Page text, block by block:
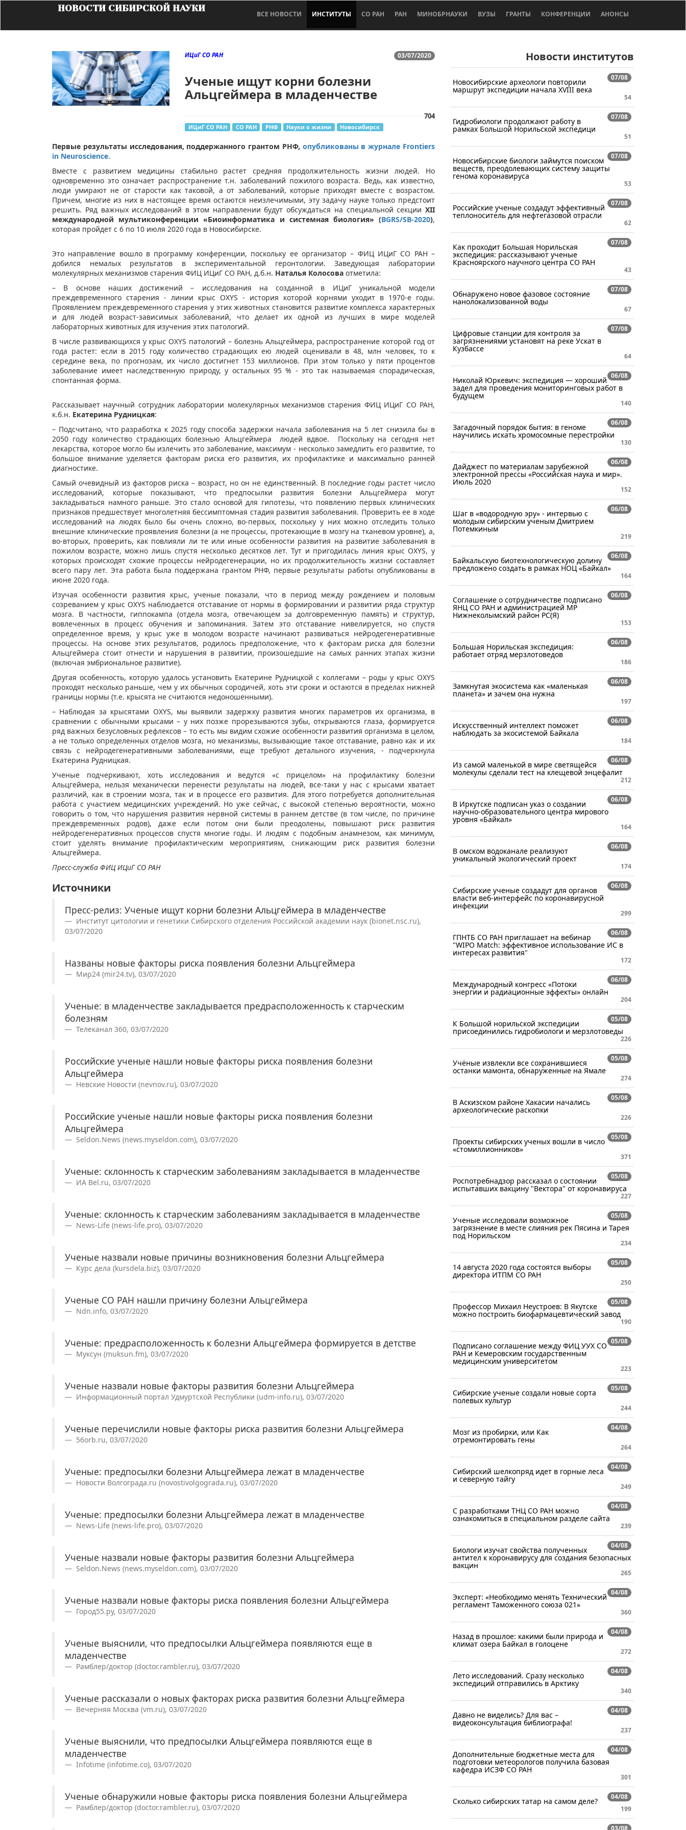
НОВОСТИ СИБИРСКОЙ НАУКИ
ВСЕ НОВОСТИ ИНСТИТУТЫ СО РАН РАН МИНОБРНАУКИ ВУЗЫ ГРАНТЫ КОНФЕРЕНЦИИ АНОНСЫ
03/07/2020
ИЦиГ СО РАН
Ученые ищут корни болезни
Альцгеймера в младенчестве
704
ИЦиГ СО РАН СО РАН РНФ Науки о жизни Новосибирск
​Первые результаты исследования, поддержанного грантом РНФ, опубликованы в журнале Frontiers
in Neuroscience.
Вместе с развитием медицины стабильно растет средняя продолжительность жизни людей. Но
одновременно это означает распространение т.н. заболеваний пожилого возраста. Ведь, как известно,
люди умирают не от старости как таковой, а от заболеваний, которые приходят вместе с возрастом.
Причем, многие из них в настоящее время остаются неизлечимыми, эту задачу науке только предстоит
решить. Ряд важных исследований в этом направлении будут обсуждаться на специальной секции XII
международной мультиконференции «Биоинформатика и системная биология» (BGRS/SB-2020),
которая пройдет с 6 по 10 июля 2020 года в Новосибирске.
Это направление вошло в программу конференции, поскольку ее организатор – ФИЦ ИЦиГ СО РАН –
добился немалых результатов в экспериментальной геронтологии. Заведующая лаборатории
молекулярных механизмов старения ФИЦ ИЦиГ СО РАН, д.б.н. Наталья Колосова отметила:
– В основе наших достижений – исследования на созданной в ИЦиГ уникальной модели
преждевременного старения - линии крыс OXYS - история которой корнями уходит в 1970-е годы.
Проявлением преждевременного старения у этих животных становится развитие комплекса характерных
и для людей возраст-зависимых заболеваний, что делает их одной из лучших в мире моделей
лабораторных животных для изучения этих патологий.
В числе развивающихся у крыс OXYS патологий – болезнь Альцгеймера, распространение которой год от
года растет: если в 2015 году количество страдающих ею людей оценивали в 48, млн человек, то к
середине века, по прогнозам, их число достигнет 153 миллионов. При этом только у пяти процентов
заболевание имеет наследственную природу, у остальных 95 % - это так называемая спорадическая,
спонтанная форма.
Рассказывает научный сотрудник лаборатории молекулярных механизмов старения ФИЦ ИЦиГ СО РАН,
к.б.н. Екатерина Рудницкая:
– Подсчитано, что разработка к 2025 году способа задержки начала заболевания на 5 лет снизила бы в
2050 году количество страдающих болезнью Альцгеймера людей вдвое. Поскольку на сегодня нет
лекарства, которое могло бы излечить это заболевание, максимум - несколько замедлить его развитие, то
большое внимание уделяется факторам риска его развития, их профилактике и максимально ранней
диагностике.
Самый очевидный из факторов риска – возраст, но он не единственный. В последние годы растет число
исследований, которые показывают, что предпосылки развития болезни Альцгеймера могут
закладываться намного раньше. Это стало основой для гипотезы, что появлению первых клинических
признаков предшествует многолетняя бессимптомная стадия развития заболевания. Проверить ее в ходе
исследований на людях было бы очень сложно, во-первых, поскольку у них можно отследить только
внешние клинические проявления болезни (а не процессы, протекающие в мозгу на тканевом уровне), а,
во-вторых, проверить, как повлияли ли те или иные особенности развития на развитие заболевания в
пожилом возрасте, можно лишь спустя несколько десятков лет. Тут и пригодилась линия крыс OXYS, у
которых происходят схожие процессы нейродегенерации, но их продолжительность жизни составляет
всего пару лет. Эта работа была поддержана грантом РНФ, первые результаты работы опубликованы в
июне 2020 года.
Изучая особенности развития крыс, ученые показали, что в период между рождением и половым
созреванием у крыс OXYS наблюдается отставание от нормы в формировании и развитии ряда структур
мозга. В частности, гиппокампа (отдела мозга, отвечающем за долговременную память) и структур,
вовлеченных в процесс обучения и запоминания. Затем это отставание нивелируется, но спустя
определенное время, у крыс уже в молодом возрасте начинают развиваться нейродегенеративные
процессы. На основе этих результатов, родилось предположение, что к факторам риска для болезни
Альцгеймера стоит отнести и нарушения в развитии, произошедшие на самых ранних этапах жизни
(включая эмбриональное развитие).
Другая особенность, которую удалось установить Екатерине Рудницкой с коллегами – роды у крыс OXYS
проходят несколько раньше, чем у их обычных сородичей, хоть эти сроки и остаются в пределах нижней
границы нормы (т.е. крысята не считаются недоношенными).
– Наблюдая за крысятами OXYS, мы выявили задержку развития многих параметров их организма, в
сравнении с обычными крысами – у них позже прорезываются зубы, открываются глаза, формируется
ряд важных безусловных рефлексов – то есть мы видим схожие особенности развития организма в целом,
а не только определенных отделов мозга, но механизмы, вызывающие такое отставание, равно как и их
связь с нейродегенеративными заболеваниями, еще требуют детального изучения, - подчеркнула
Екатерина Рудницкая.
Ученые подчеркивают, хоть исследования и ведутся «с прицелом» на профилактику болезни
Альцгеймера, нельзя механически перенести результаты на людей, все-таки у нас с крысами хватает
различий, как в строении мозга, так и в процессе его развития. Для этого потребуется дополнительная
работа с участием медицинских учреждений. Но уже сейчас, с высокой степенью вероятности, можно
говорить о том, что нарушения развития нервной системы в раннем детстве (в том числе, по причине
преждевременных родов), даже если потом они были преодолены, повышают риск развития
нейродегенеративных процессов спустя многие годы. И людям с подобным анамнезом, как минимум,
стоит уделять внимание профилактическим мероприятиям, снижающим риск развития болезни
Альцгеймера.
Пресс-служба ФИЦ ИЦиГ СО РАН
Источники
Пресс-релиз: Ученые ищут корни болезни Альцгеймера в младенчестве
Институт цитологии и генетики Сибирского отделения Российской академии наук (bionet.nsc.ru),
03/07/2020
Названы новые факторы риска появления болезни Альцгеймера
Мир24 (mir24.tv), 03/07/2020
Ученые: в младенчестве закладывается предрасположенность к старческим
болезням
Телеканал 360, 03/07/2020
Российские ученые нашли новые факторы риска появления болезни
Альцгеймера
Невские Новости (nevnov.ru), 03/07/2020
Российские ученые нашли новые факторы риска появления болезни
Альцгеймера
Seldon.News (news.myseldon.com), 03/07/2020
Ученые: склонность к старческим заболеваниям закладывается в младенчестве
ИА Bel.ru, 03/07/2020
Ученые: склонность к старческим заболеваниям закладывается в младенчестве
News-Life (news-life.pro), 03/07/2020
Ученые назвали новые причины возникновения болезни Альцгеймера
Курс дела (kursdela.biz), 03/07/2020
Ученые СО РАН нашли причину болезни Альцгеймера
Ndn.info, 03/07/2020
Ученые: предрасположенность к болезни Альцгеймера формируется в детстве
Муксун (muksun.fm), 03/07/2020
Ученые назвали новые факторы развития болезни Альцгеймера
Информационный портал Удмуртской Республики (udm-info.ru), 03/07/2020
Ученые перечислили новые факторы риска развития болезни Альцгеймера
56orb.ru, 03/07/2020
Ученые: предпосылки болезни Альцгеймера лежат в младенчестве
Новости Волгограда.ru (novostivolgograda.ru), 03/07/2020
Ученые: предпосылки болезни Альцгеймера лежат в младенчестве
News-Life (news-life.pro), 03/07/2020
Ученые назвали новые факторы развития болезни Альцгеймера
Seldon.News (news.myseldon.com), 03/07/2020
Ученые назвали новые факторы риска появления болезни Альцгеймера
Город55.ру, 03/07/2020
Ученые выяснили, что предпосылки Альцгеймера появляются еще в
младенчестве
Рамблер/доктор (doctor.rambler.ru), 03/07/2020
Ученые рассказали о новых факторах риска развития болезни Альцгеймера
Вечерняя Москва (vm.ru), 03/07/2020
Ученые выяснили, что предпосылки Альцгеймера появляются еще в
младенчестве
Infotime (infotime.co), 03/07/2020
Ученые обнаружили новые факторы риска появления болезни Альцгеймера
Рамблер/доктор (doctor.rambler.ru), 03/07/2020
Новости институтов
07/08
Новосибирские археологи повторили
маршрут экспедиции начала XVIII века
54
07/08
Гидробиологи продолжают работу в
рамках Большой Норильской экспедици
51
07/08
Новосибирские биологи займутся поиском
веществ, преодолевающих систему защиты
генома коронавируса
53
07/08
Российские ученые создадут эффективный
теплоноситель для нефтегазовой отрасли
62
07/08
Как проходит Большая Норильская
экспедиция: рассказывают ученые
Красноярского научного центра СО РАН
43
07/08
Обнаружено новое фазовое состояние
нанолокализованной воды
67
07/08
Цифровые станции для контроля за
загрязнениями установят на реке Ускат в
Кузбассе
64
06/08
Николай Юркевич: экспедиция — хороший
задел для проведения мониторинговых работ в
будущем
140
06/08
Загадочный порядок бытия: в геноме
научились искать хромосомные перестройки
130
06/08
Дайджест по материалам зарубежной
электронной прессы «Российская наука и мир».
Июль 2020
152
06/08
Шаг в «водородную эру» - интервью с
молодым сибирским ученым Дмитрием
Потемкиным
219
06/08
Байкальскую биотехнологическую долину
предложено создать в рамках НОЦ «Байкал»
164
06/08
Соглашение о сотрудничестве подписано
ЯНЦ СО РАН и администрацией МР
Нижнеколымский район РС(Я)
153
06/08
Большая Норильская экспедиция:
работает отряд мерзлотоведов
186
06/08
Замкнутая экосистема как «маленькая
планета» и зачем она нужна
197
06/08
Искусственный интеллект поможет
наблюдать за экосистемой Байкала
184
06/08
Из самой маленькой в мире светящейся
молекулы сделали тест на клещевой энцефалит
212
06/08
В Иркутске подписан указ о создании
научно-образовательного центра мирового
уровня «Байкал»
164
06/08
В омском водоканале реализуют
уникальный экологический проект
174
06/08
Сибирские ученые создадут для органов
власти веб-интерфейс по коронавирусной
инфекции
299
06/08
ГПНТБ СО РАН приглашает на вебинар
"WIPO Match: эффективное использование ИС в
интересах развития"
172
06/08
Международный конгресс «Потоки
энергии и радиационные эффекты» онлайн
204
05/08
К Большой норильской экспедиции
присоединились гидробиологи и мерзлотоведы
226
05/08
Учёные извлекли все сохранившиеся
останки мамонта, обнаруженные на Ямале
274
05/08
В Аскизском районе Хакасии начались
археологические раскопки
226
05/08
Проекты сибирских ученых вошли в число
«стомиллионников»
371
05/08
Роспотребнадзор рассказал о состоянии
испытавших вакцину "Вектора" от коронавируса
227
05/08
Ученые исследовали возможное
загрязнение в месте слияния рек Пясина и Тарея
под Норильском
234
05/08
14 августа 2020 года состоятся выборы
директора ИТПМ СО РАН
250
05/08
Профессор Михаил Неустроев: В Якутске
можно построить биофармацевтический завод
190
05/08
Подписано соглашение между ФИЦ УУХ СО
РАН и Кемеровским государственным
медицинским университетом
223
05/08
Сибирские ученые создали новые сорта
полевых культур
244
04/08
Мозг из пробирки, или Как
отремонтировать гены
264
04/08
Сибирский шелкопряд идет в горные леса
и северную тайгу
249
04/08
С разработками ТНЦ СО РАН можно
ознакомиться в специальном разделе сайта
239
04/08
Биологи изучат свойства полученных
антител к коронавирусу для создания безопасных
вакцин
265
04/08
Эксперт: «Необходимо менять Технический
регламент Таможенного союза 021»
360
04/08
Назад в прошлое: какими были природа и
климат озера Байкал в голоцене
272
04/08
Лето исследований. Сразу несколько
экспедиций отправились в Арктику
340
04/08
Давно не виделись? Для вас –
видеоконсультация библиографа!
237
04/08
Дополнительные бюджетные места для
подготовки метеорологов получила базовая
кафедра ИСЗФ СО РАН
301
04/08
Сколько сибирских татар на самом деле?
199
03/08